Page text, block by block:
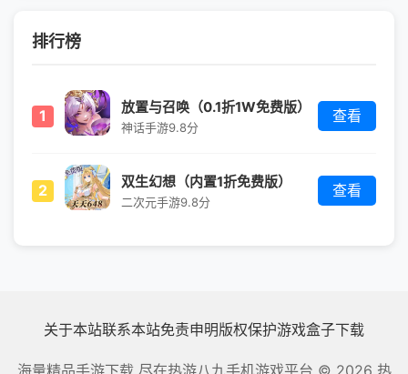
排行榜
1 放置与召唤（0.1折1W免费版）
神话手游9.8分
查看
2 双生幻想（内置1折免费版）
二次元手游9.8分
查看
关于本站联系本站免责申明版权保护游戏盒子下载
海量精品手游下载 尽在热游八九手机游戏平台 © 2026 热